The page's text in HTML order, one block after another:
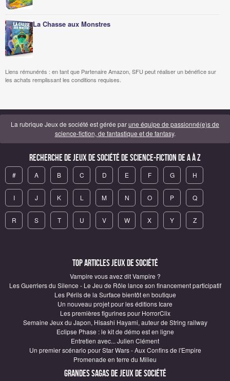
La Chasse aux Monstres
Liens rémunérés : en tant que Partenaire Amazon, SFU peut réaliser un bénéfice sur
les achats remplissant les conditions requises.
La rubrique Jeux de société est gérée parune équipe de passionné(e)s de
science-fiction, de fantastique et de fantasy.
Recherche de Jeux de société de science-fiction de A à Z
# A B C D E F G H
I J K L M N O P Q
R S T U V W X Y Z
Top articles Jeux de société
Vampire vous avez dit Vampire ?
Les Guerriers du Silence - Le Jeu de Rôle lance son financement participatif
Les Périls de la Surface bientôt en boutique
Un nouveau projet pour les éditions Icare
Les premières figurines pour HorrorClix
Semaine Jeux du Japon, Hisashi Hayami, auteur de String railway
Eclipse Phase : le kit de démo est en ligne
Entretien avec... Julien Clément
Un premier scénario pour Star Wars - Aux Confins de l'Empire
Promenade en terre du Milieu
Grandes sagas de Jeux de société